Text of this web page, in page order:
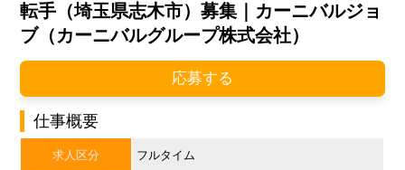
転手（埼玉県志木市）募集｜カーニバルジョ
ブ（カーニバルグループ株式会社）
応募する
仕事概要
求人区分 フルタイム